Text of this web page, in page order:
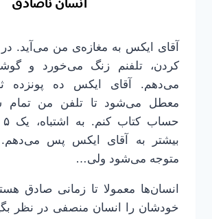
آقای ایکس به مغازه‌ی من می‌آید.
کردن، تلفنم زنگ می‌خورد و
می‌دهم. آقای ایکس ده پونزده
معطل می‌شود تا تلفن من تمام
بیشتر به آقای ایکس پس
متوجه می‌شود ولی…
انسان‌ها معمولا تا زمانی صادق
خودشان را انسان منصفی در نظر